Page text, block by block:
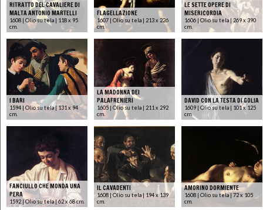
RITRATTO DEL CAVALIERE DI
MALTA ANTONIO MARTELLI
1608 | Olio su tela | 118 x 95
cm.
FLAGELLAZIONE
1607 | Olio su tela | 213 x 226
cm.
LE SETTE OPERE DI
MISERICORDIA
1606 | Olio su tela | 269 x 390
cm.
I BARI
1594 | Olio su tela | 131 x 94
cm.
LA MADONNA DEI
PALAFRENIERI
1605 | Olio su tela | 211 x 292
cm.
DAVID CON LA TESTA DI GOLIA
1609 | Olio su tela | 101 x 125
cm.
FANCIULLO CHE MONDA UNA
PERA
1592 | Olio su tela | 62 x 68 cm.
IL CAVADENTI
1608 | Olio su tela | 194 x 139
cm.
AMORINO DORMIENTE
1608 | Olio su tela | 72 x 105
cm.